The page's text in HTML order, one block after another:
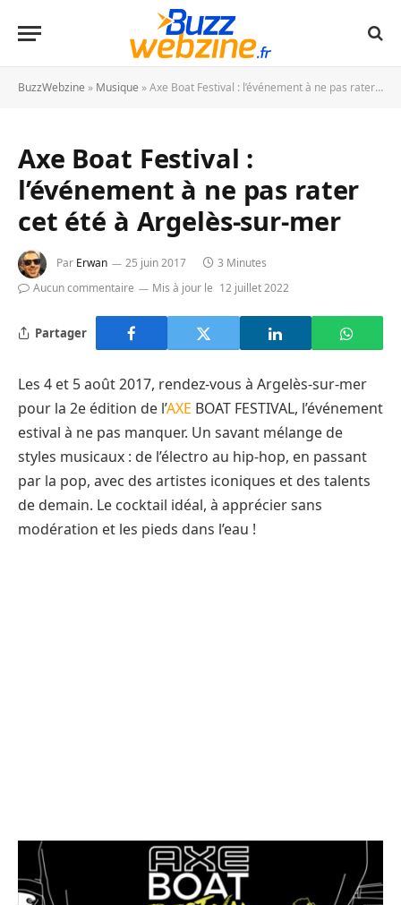
BuzzWebzine » Musique »Axe Boat Festival : l’événement à ne pas rater cet été à Argelès-sur-mer
Axe Boat Festival :
l’événement à ne pas rater
cet été à Argelès-sur-mer
Par Erwan 25 juin 2017
3 Minutes
Aucun commentaire
Mis à jour le 12 juillet 2022
Partager
Les 4 et 5 août 2017, rendez-vous à Argelès-sur-mer
pour la 2e édition de l’AXE BOAT FESTIVAL, l’événement
estival à ne pas manquer. Un savant mélange de
styles musicaux : de l’électro au hip-hop, en passant
par la pop, avec des artistes iconiques et des talents
de demain. Le cocktail idéal, à apprécier sans
modération et les pieds dans l’eau !